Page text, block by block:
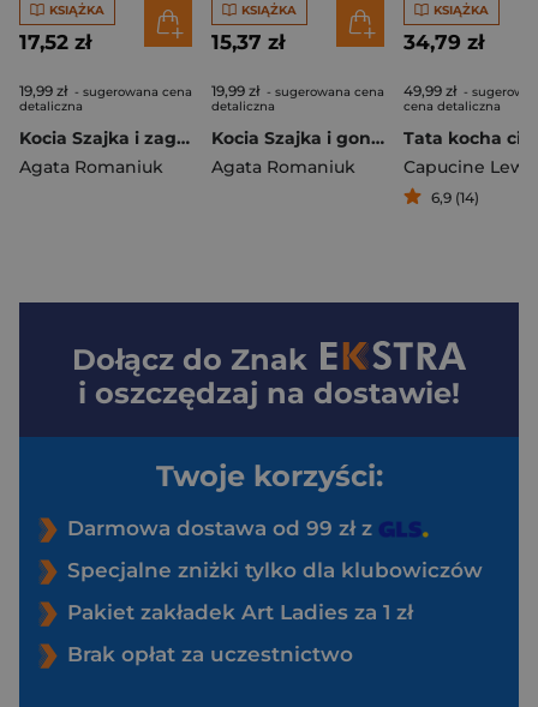
KSIĄŻKA
17,52 zł
19,99 zł - sugerowana cena
detaliczna
Kocia Szajka i zagadka zniknięcia śledzi. Kolorowanka z pazurem
Agata Romaniuk
KSIĄŻKA
15,37 zł
19,99 zł - sugerowana cena
detaliczna
Kocia Szajka i gondola przemytników. Kolorowanka z pazurem. Kocia Szajka
Agata Romaniuk
KSIĄŻKA
34,79 zł
49,99 zł -
cena detaliczna
Capucine
6,9 (14)
Dołącz do Znak
i oszczędzaj na dostawie!
Twoje korzyści:
Darmowa dostawa od 99 zł z
Specjalne zniżki tylko dla klubowiczów
Pakiet zakładek Art Ladies za 1 zł
Brak opłat za uczestnictwo